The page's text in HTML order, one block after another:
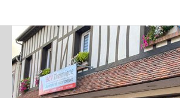
Image